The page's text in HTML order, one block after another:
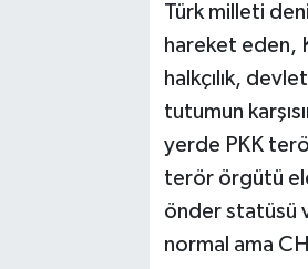
Türk milleti
hareket eden,
halkçılık,
tutumun
yerde PKK
terör örgütü
önder statüsü
normal ama